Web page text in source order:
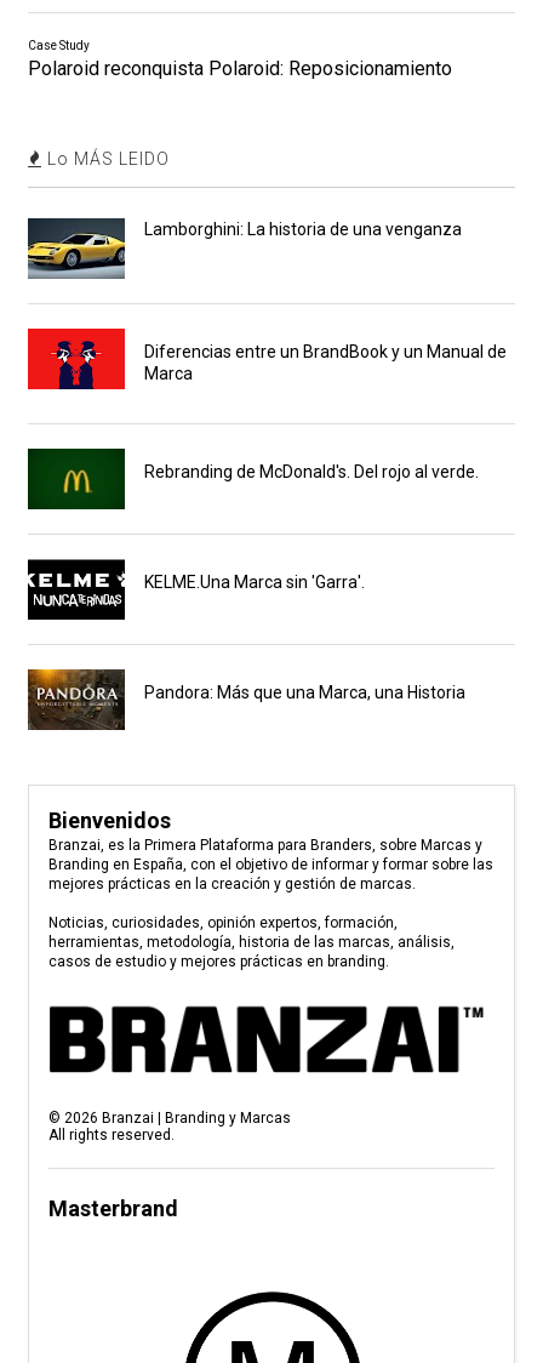
Case Study
Polaroid reconquista Polaroid: Reposicionamiento
Lo MÁS LEIDO
Lamborghini: La historia de una venganza
Diferencias entre un BrandBook y un Manual de
Marca
Rebranding de McDonald's. Del rojo al verde.
KELME.Una Marca sin 'Garra'.
Pandora: Más que una Marca, una Historia
Bienvenidos
Branzai, es la Primera Plataforma para Branders, sobre Marcas y
Branding en España, con el objetivo de informar y formar sobre las
mejores prácticas en la creación y gestión de marcas.
Noticias, curiosidades, opinión expertos, formación,
herramientas, metodología, historia de las marcas, análisis,
casos de estudio y mejores prácticas en branding.
© 2026 Branzai | Branding y Marcas
All rights reserved.
Masterbrand